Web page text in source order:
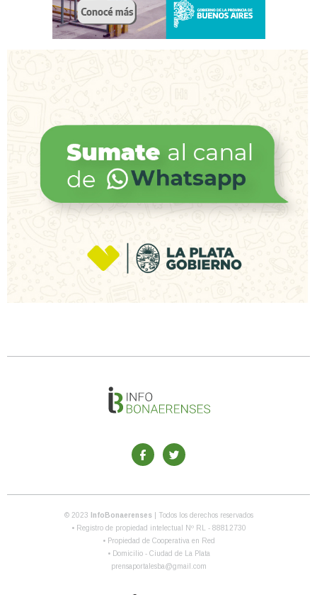
© 2023 InfoBonaerenses
| Todos los derechos reservados
• Registro de propiedad intelectual Nº RL - 88812730
• Propiedad de Cooperativa en Red
• Domicilio - Ciudad de La Plata
prensaportalesba@gmail.com